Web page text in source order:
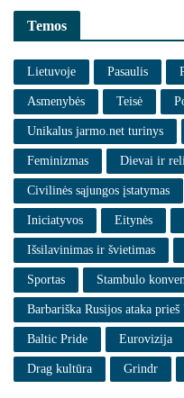
Temos
Lietuvoje Pasaulis
Asmenybės Teisė
Unikalus jarmo.net turinys
Feminizmas Dievai ir
Civilinės sąjungos įstatymas
Iniciatyvos Eitynės
Išsilavinimas ir švietimas
Sportas Stambulo
Barbariška Rusijos ataka
Baltic Pride Eurovizija
Drag kultūra Grindr